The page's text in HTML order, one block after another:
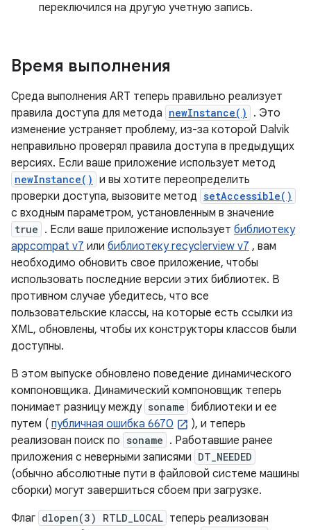
переключился на другую учетную запись.
Время выполнения
Среда выполнения ART теперь правильно реализует
правила доступа для метода newInstance()
. Это
изменение устраняет проблему, из-за которой Dalvik
неправильно проверял правила доступа в предыдущих
версиях. Если ваше приложение использует метод
newInstance() и вы хотите переопределить
проверки доступа, вызовите метод setAccessible()
с входным параметром, установленным в значение
true . Если ваше приложение использует библиотеку
appcompat v7 или библиотеку recyclerview v7 , вам
необходимо обновить свое приложение, чтобы
использовать последние версии этих библиотек. В
противном случае убедитесь, что все
пользовательские классы, на которые есть ссылки из
XML, обновлены, чтобы их конструкторы классов были
доступны.
В этом выпуске обновлено поведение динамического
компоновщика. Динамический компоновщик теперь
понимает разницу между soname библиотеки и ее
путем ( публичная ошибка 6670
), и теперь
реализован поиск по soname . Работавшие ранее
приложения с неверными записями DT_NEEDED
(обычно абсолютные пути в файловой системе машины
сборки) могут завершиться сбоем при загрузке.
Флаг dlopen(3) RTLD_LOCAL теперь реализован